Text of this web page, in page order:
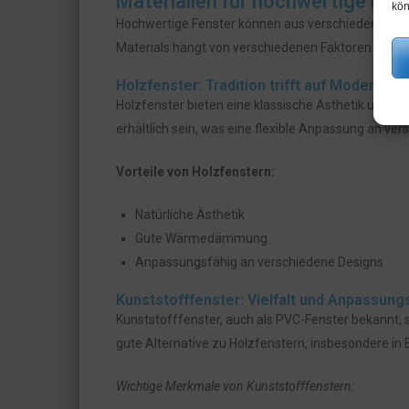
Hochwertige Fenster können aus verschiedenen
Materials hängt von verschiedenen Faktoren ab,
Holzfenster: Tradition trifft auf Moderne
Holzfenster bieten eine klassische Ästhetik und
erhältlich sein, was eine flexible Anpassung an
Vorteile von Holzfenstern:
Natürliche Ästhetik
Gute Wärmedämmung
Anpassungsfähig an verschiedene Designs
Kunststofffenster: Vielfalt und
Kunststofffenster, auch als PVC-Fenster
gute Alternative zu Holzfenstern, insbesondere in
Wichtige Merkmale von Kunststofffenstern: